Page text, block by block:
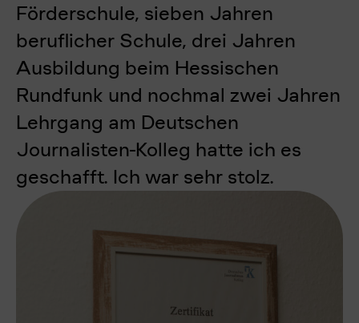
Förderschule, sieben Jahren
beruflicher Schule, drei Jahren
Ausbildung beim Hessischen
Rundfunk und nochmal zwei Jahren
Lehrgang am Deutschen
Journalisten-Kolleg hatte ich es
geschafft. Ich war sehr stolz.